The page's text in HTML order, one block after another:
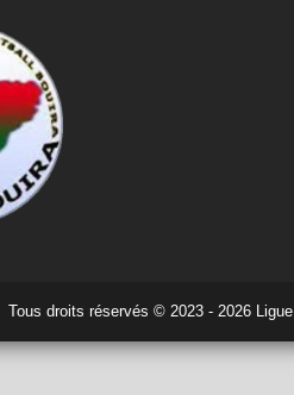
Tous droits réservés © 2023 - 2026